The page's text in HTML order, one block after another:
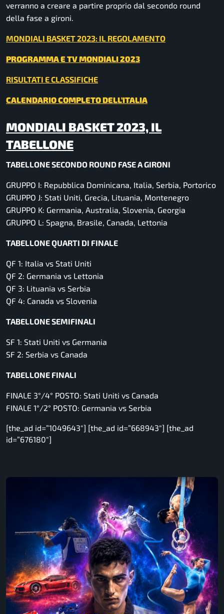
verranno a creare a partire proprio dal secondo round
della fase a gironi.
MONDIALI BASKET 2023: IL REGOLAMENTO
PROGRAMMA E TV MONDIALI 2023
RISULTATI E CLASSIFICHE
CALENDARIO COMPLETO DELL’ITALIA
MONDIALI BASKET 2023, IL
TABELLONE
TABELLONE SECONDO ROUND FASE A GIRONI
GRUPPO I: Repubblica Dominicana, Italia, Serbia, Portorico
GRUPPO J: Stati Uniti, Grecia, Lituania, Montenegro
GRUPPO K: Germania, Australia, Slovenia, Georgia
GRUPPO L: Spagna, Brasile, Canada, Lettonia
TABELLONE QUARTI DI FINALE
QF 1: Italia vs Stati Uniti
QF 2: Germania vs Lettonia
QF 3: Lituania vs Serbia
QF 4: Canada vs Slovenia
TABELLONE SEMIFINALI
SF 1: Stati Uniti vs Germania
SF 2: Serbia vs Canada
TABELLONE FINALI
FINALE 3°/4° POSTO: Stati Uniti vs Canada
FINALE 1°/2° POSTO: Germania vs Serbia
[the_ad id=”1049643″] [the_ad id=”668943″] [the_ad
id=”676180″]